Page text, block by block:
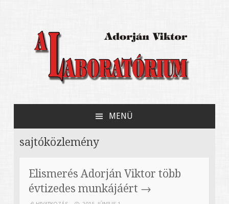
A Laboratórium
kísérleti színházáról
MENÜ
sajtóközlemény
Elismerés Adorján Viktor több
évtizedes munkájáért